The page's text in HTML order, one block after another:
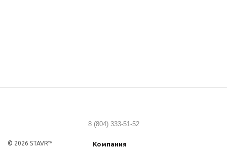
8 (804) 333-51-52
© 2026 STAVR™
Компания